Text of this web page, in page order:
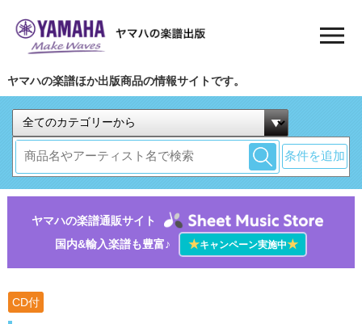
ヤマハの楽譜ほか出版商品の情報サイトです。
条件を追加
ヤマハの楽譜通販サイト
国内&輸入楽譜も豊富♪
★キャンペーン実施中★
CD付